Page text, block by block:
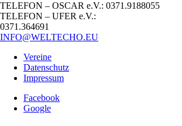
TELEFON – OSCAR e.V.: 0371.9188055
TELEFON – UFER e.V.:
0371.364691
INFO@WELTECHO.EU
Vereine
Datenschutz
Impressum
Facebook
Google